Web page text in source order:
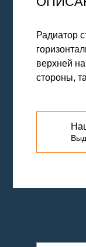
Радиатор
верхней
стороны,